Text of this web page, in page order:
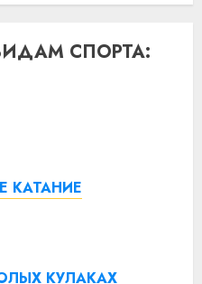
СПОРТА:
КАТАНИЕ
КУЛАКАХ